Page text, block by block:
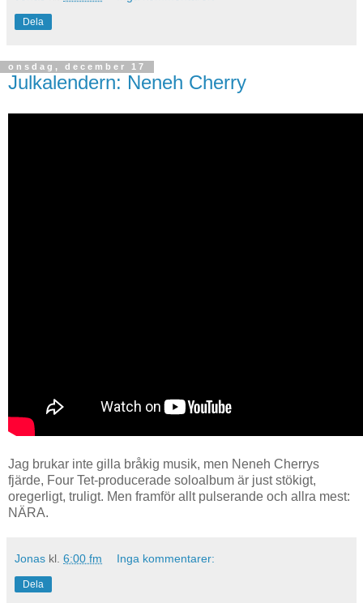
Dela
onsdag, december 17
Julkalendern: Neneh Cherry
Jag brukar inte gilla bråkig musik, men Neneh Cherrys
fjärde, Four Tet-producerade soloalbum är just stökigt,
oregerligt, truligt. Men framför allt pulserande och allra mest:
NÄRA.
Jonas kl. 6:00 fm Inga kommentarer:
Dela